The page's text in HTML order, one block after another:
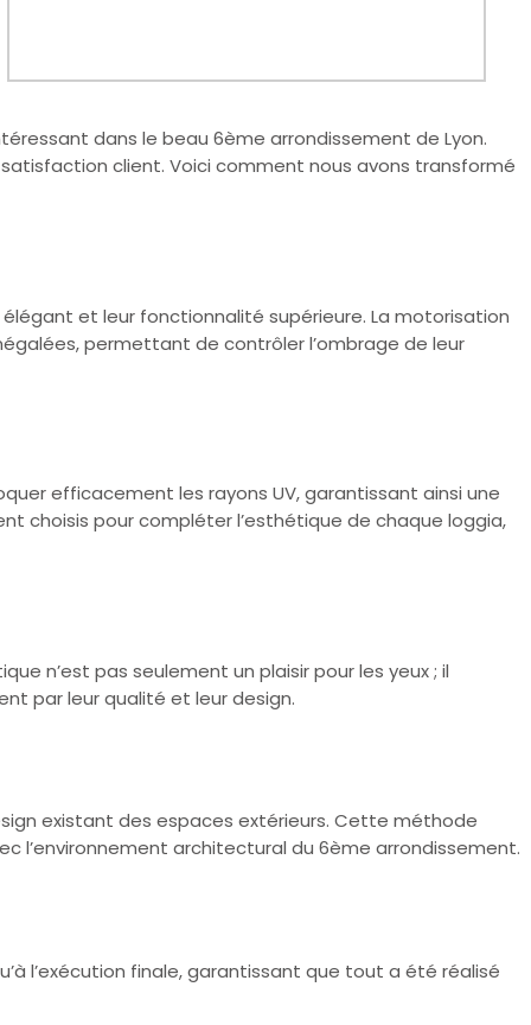
dans le beau 6ème arrondissement de Lyon.
client. Voici comment nous avons transformé
et leur fonctionnalité supérieure. La motorisation
permettant de contrôler l’ombrage de leur
efficacement les rayons UV, garantissant ainsi une
choisis pour compléter l’esthétique de chaque loggia,
n’est pas seulement un plaisir pour les yeux ; il
par leur qualité et leur design.
existant des espaces extérieurs. Cette méthode
l’environnement architectural du 6ème arrondissement.
l’exécution finale, garantissant que tout a été réalisé